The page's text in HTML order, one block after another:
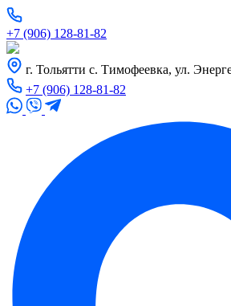
+7 (906) 128-81-82
г. Тольятти с. Тимофеевка, ул.
+7 (906) 128-81-82